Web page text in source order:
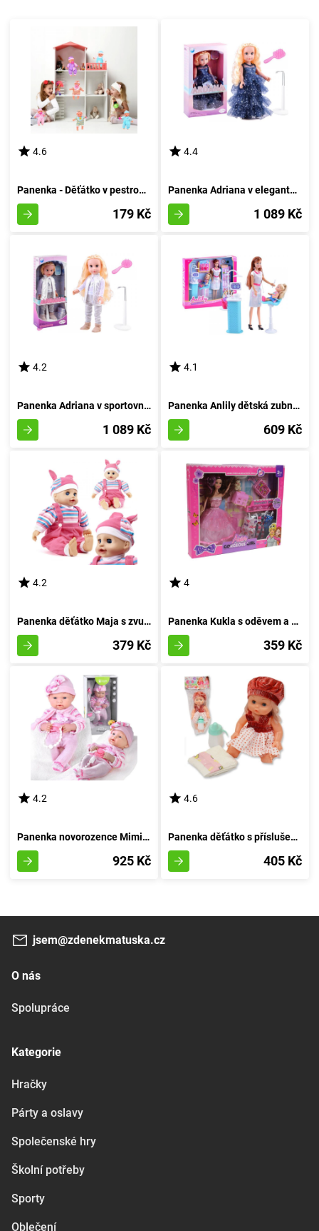
4.6
Panenka - Děťátko v pestrobarevných pantoflích s dudlíkem
179 Kč
4.4
Panenka Adriana v elegantní róbě
1 089 Kč
4.2
Panenka Adriana v sportovním outfitu
1 089 Kč
4.1
Panenka Anlily dětská zubní lékařka
609 Kč
4.2
Panenka děťátko Maja s zvukovými efekty
379 Kč
4
Panenka Kukla s oděvem a příslušenstvím
359 Kč
4.2
Panenka novorozence Mimi s pacifierem
925 Kč
4.6
Panenka děťátko s příslušenstvím 30 cm
405 Kč
jsem@zdenekmatuska.cz
O nás
Spolupráce
Kategorie
Hračky
Párty a oslavy
Společenské hry
Školní potřeby
Sporty
Oblečení